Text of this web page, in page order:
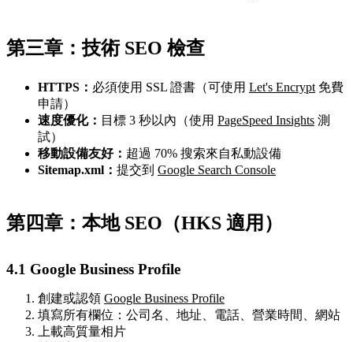
第三章：技術 SEO 檢查
HTTPS： 必須使用 SSL 證書（可使用 Let's Encrypt 免費
申請）
速度優化： 目標 3 秒以內（使用 PageSpeed Insights 測
試）
移動設備友好： 超過 70% 搜索來自私動設備
Sitemap.xml： 提交到 Google Search Console
第四章：本地 SEO（HKS 適用）
4.1 Google Business Profile
創建或認領 Google Business Profile
填寫所有欄位：公司名、地址、電話、營業時間、網站
上載高質量相片